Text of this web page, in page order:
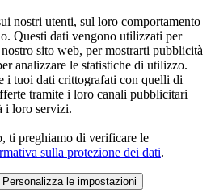
nostri utenti, sul loro comportamento
Questi dati vengono utilizzati per
sito web, per mostrarti pubblicità
analizzare le statistiche di utilizzo.
i tuoi dati crittografati con quelli di
tramite i loro canali pubblicitari
i loro servizi.
ti preghiamo di verificare le
sulla protezione dei dati.
Personalizza le impostazioni